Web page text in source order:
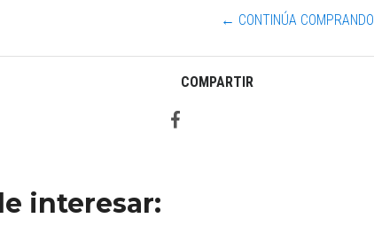
← CONTINÚA COMPRANDO
COMPARTIR
interesar: